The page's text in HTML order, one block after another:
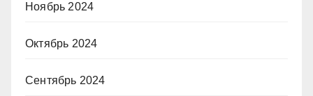
Ноябрь 2024
Октябрь 2024
Сентябрь 2024